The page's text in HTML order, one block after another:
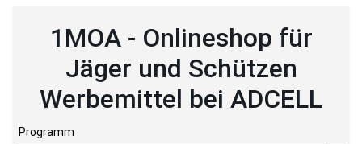
1MOA - Onlineshop für
Jäger und Schützen
Werbemittel bei ADCELL
Programm